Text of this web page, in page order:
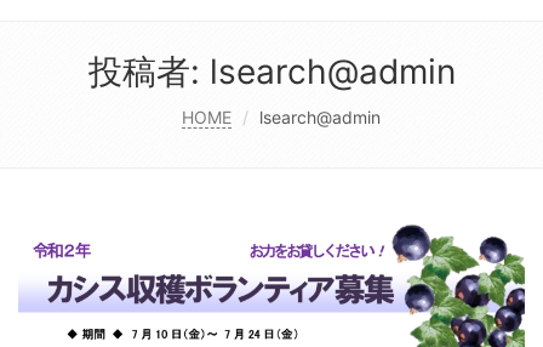
投稿者: lsearch@admin
HOME lsearch@admin